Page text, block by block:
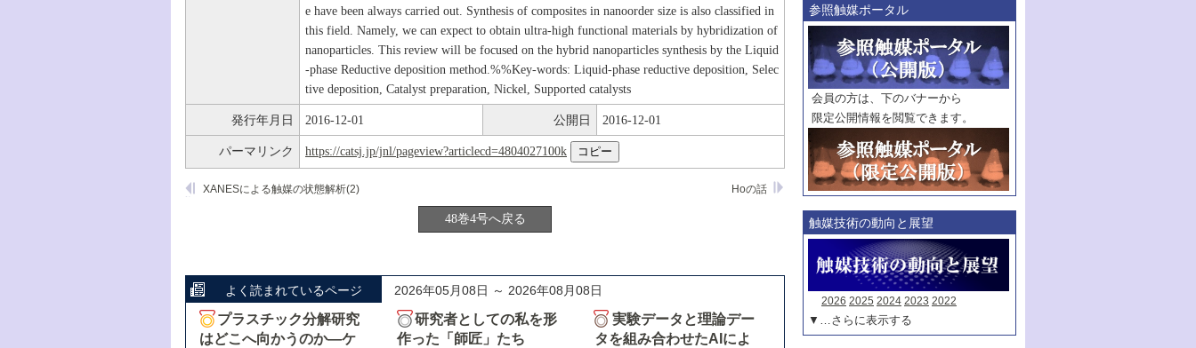
e have been always carried out. Synthesis of composites in nanoorder size is also classified in
this field. Namely, we can expect to obtain ultra-high functional materials by hybridization of
nanoparticles. This review will be focused on the hybrid nanoparticles synthesis by the Liquid
-phase Reductive deposition method.%%Key-words: Liquid-phase reductive deposition, Selec
tive deposition, Catalyst preparation, Nickel, Supported catalysts
発行年月日 2016-12-01 公開日 2016-12-01
パーマリンク https://catsj.jp/jnl/pageview?articlecd=4804027100k
Hoの話
XANESによる触媒の状態解析(2)
48巻4号へ戻る
よく読まれているページ 2026年05月08日 ～ 2026年08月08日
プラスチック分解研究
はどこへ向かうのか―ケ
研究者としての私を形
作った「師匠」たち
実験データと理論デー
タを組み合わせたAIによ
巻・号指定
巻
号
範囲指定
巻
号～
巻
号
触媒年鑑
年度
記事種別
マーク：
マークあり
参照触媒ポータル
会員の方は、下のバナーから
限定公開情報を閲覧できます。
触媒技術の動向と展望
2026 2025 2024 2023 2022
▼…さらに表示する